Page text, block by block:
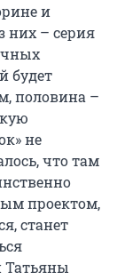
и
них – серия
будет
половина –
не
что там
проектом,
станет
Татьяны